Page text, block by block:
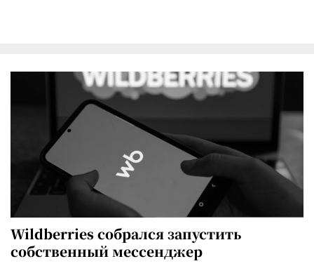
Wildberries собрался запустить
собственный мессенджер